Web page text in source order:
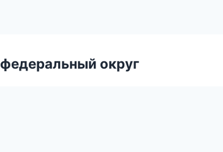
округ